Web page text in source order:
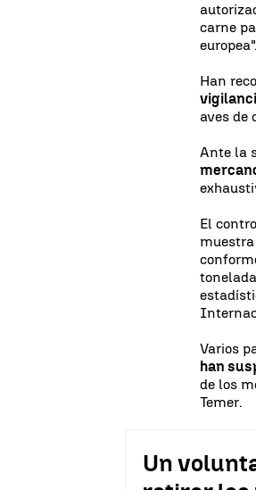
carne
europea".
Han
aves de
Ante la
El
Varios
han
de los
Temer.
Un